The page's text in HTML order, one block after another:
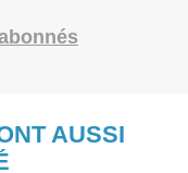
AUSSI